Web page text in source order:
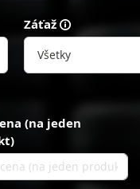
Záťaž
(na jeden